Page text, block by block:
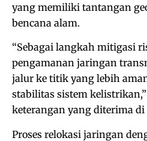
yang memiliki tantangan
bencana alam.
“Sebagai langkah mitigasi
pengamanan jaringan
jalur ke titik yang lebih
stabilitas sistem
keterangan yang diterima di
Proses relokasi jaringan